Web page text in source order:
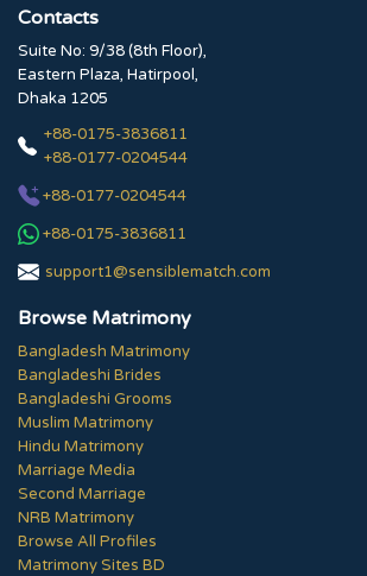
Contacts
Suite No: 9/38 (8th Floor),
Eastern Plaza, Hatirpool,
Dhaka 1205
+88-0175-3836811
+88-0177-0204544
+88-0177-0204544
+88-0175-3836811
support1@sensiblematch.com
Browse Matrimony
Bangladesh Matrimony
Bangladeshi Brides
Bangladeshi Grooms
Muslim Matrimony
Hindu Matrimony
Marriage Media
Second Marriage
NRB Matrimony
Browse All Profiles
Matrimony Sites BD